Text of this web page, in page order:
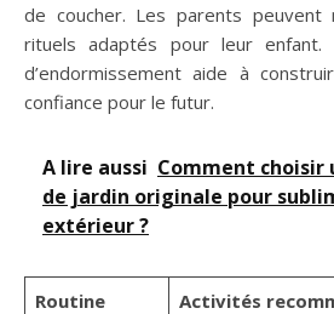
de coucher. Les parents
rituels adaptés pour leur enfant.
d’endormissement aide à
confiance pour le futur.
A lire aussi Comment choisir
de jardin originale pour
extérieur ?
Routine Activités